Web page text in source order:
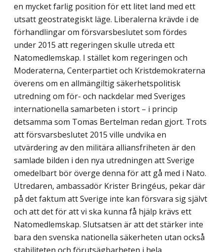
en mycket farlig position för ett litet land med ett
utsatt geostrategiskt läge. Liberalerna krävde i de
förhandlingar om försvarsbeslutet som fördes
under 2015 att regeringen skulle utreda ett
Natomedlem­skap. I stället kom regeringen och
Moderaterna, Centerpartiet och Kristdemokraterna
överens om en allmängiltig säkerhetspolitisk
utredning om för- och nackdelar med Sveriges
internationella samarbeten i stort – i princip
detsamma som Tomas Bertelman redan gjort. Trots
att försvarsbeslutet 2015 ville undvika en
utvärdering av den militära alliansfriheten är den
samlade bilden i den nya utredningen att Sverige
omedelbart bör överge denna för att gå med i Nato.
Utredaren, ambassadör Krister Bringéus, pekar där
på det faktum att Sverige inte kan försvara sig självt
och att det för att vi ska kunna få hjälp krävs ett
Natomedlemskap. Slutsatsen är att det stärker inte
bara den svenska na­tionella säkerheten utan också